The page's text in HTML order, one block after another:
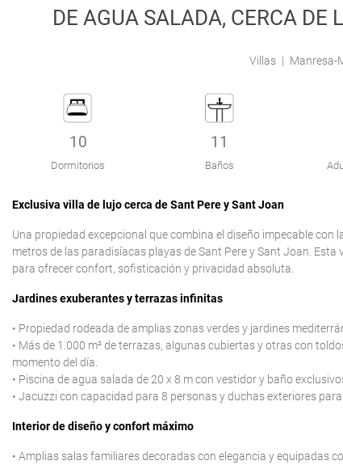
DE AGUA SALADA, CERCA
Villas | Manresa-
10
Dormitorios
11
Baños
Exclusiva villa de lujo cerca de Sant Pere y Sant Joan
Una propiedad excepcional que combina el diseño impecable
metros de las paradisíacas playas de Sant Pere y Sant Joan.
para ofrecer confort, sofisticación y privacidad absoluta.
Jardines exuberantes y terrazas infinitas
• Propiedad rodeada de amplias zonas verdes y jardines
• Más de 1.000 m² de terrazas, algunas cubiertas y otras con
momento del día.
• Piscina de agua salada de 20 x 8 m con vestidor y baño
• Jacuzzi con capacidad para 8 personas y duchas exteriores
Interior de diseño y confort máximo
• Amplias salas familiares decoradas con elegancia y equipadas